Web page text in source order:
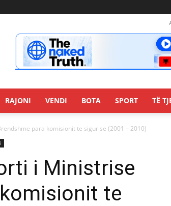
RAJONI VENDI BOTA SPORT TË
para komisionit te sigurise (2001 – 2010)
i Ministrise
te